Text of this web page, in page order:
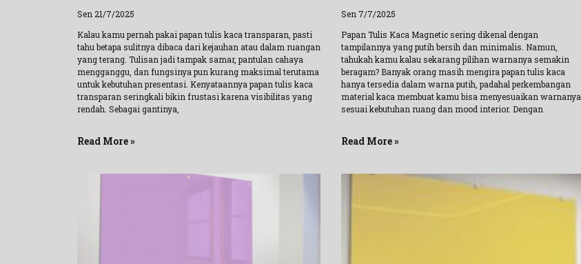
Sen 21/7/2025
Kalau kamu pernah pakai papan tulis kaca transparan, pasti
tahu betapa sulitnya dibaca dari kejauhan atau dalam ruangan
yang terang. Tulisan jadi tampak samar, pantulan cahaya
mengganggu, dan fungsinya pun kurang maksimal terutama
untuk kebutuhan presentasi. Kenyataannya papan tulis kaca
transparan seringkali bikin frustasi karena visibilitas yang
rendah. Sebagai gantinya,
Read More »
Sen 7/7/2025
Papan Tulis Kaca Magnetic sering dikenal dengan
tampilannya yang putih bersih dan minimalis. Namun,
tahukah kamu kalau sekarang pilihan warnanya semakin
beragam? Banyak orang masih mengira papan tulis kaca
hanya tersedia dalam warna putih, padahal perkembangan
material kaca membuat kamu bisa menyesuaikan warnanya
sesuai kebutuhan ruang dan mood interior. Dengan
Read More »